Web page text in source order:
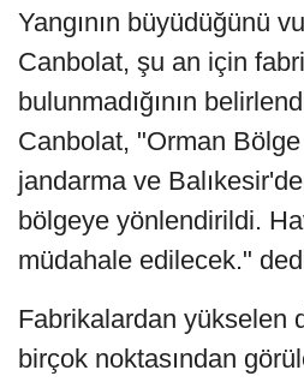
Yangının büyüdüğünü
Canbolat, şu an için
bulunmadığının
Canbolat, "Orman
jandarma ve
bölgeye yönlendirildi.
müdahale edilecek."
Fabrikalardan yükselen
birçok noktasından